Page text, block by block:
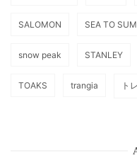
SALOMON SEA TO
snow peak STANLEY
TOAKS trangia ト